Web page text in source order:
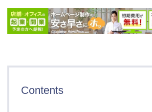
Contents